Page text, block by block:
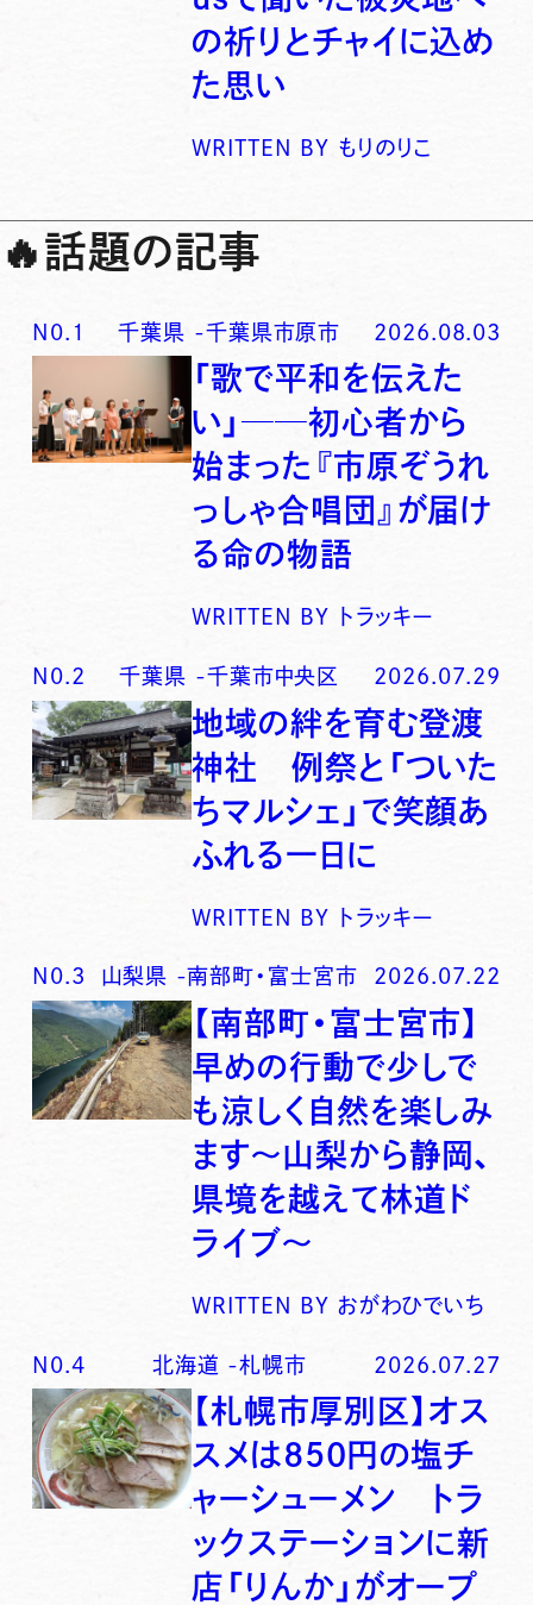
の祈りとチャイに込め
た思い
WRITTEN BY もりのりこ
🔥話題の記事
N0. 1 千葉県 -千葉県市原市 2026.08.03
「歌で平和を伝えた
い」──初心者から
始まった『市原ぞうれ
っしゃ合唱団』が届け
る命の物語
WRITTEN BY トラッキー
N0. 2 千葉県 -千葉市中央区 2026.07.29
地域の絆を育む登渡
神社 例祭と「ついた
ちマルシェ」で笑顔あ
ふれる一日に
WRITTEN BY トラッキー
N0. 3 山梨県 -南部町・富士宮市 2026.07.22
【南部町・富士宮市】
早めの行動で少しで
も涼しく自然を楽しみ
ます〜山梨から静岡、
県境を越えて林道ド
ライブ〜
WRITTEN BY おがわひでいち
N0.4 北海道 -札幌市 2026.07.27
【札幌市厚別区】オス
スメは850円の塩チ
ャーシューメン トラ
ックステーションに新
店「りんか」がオープ